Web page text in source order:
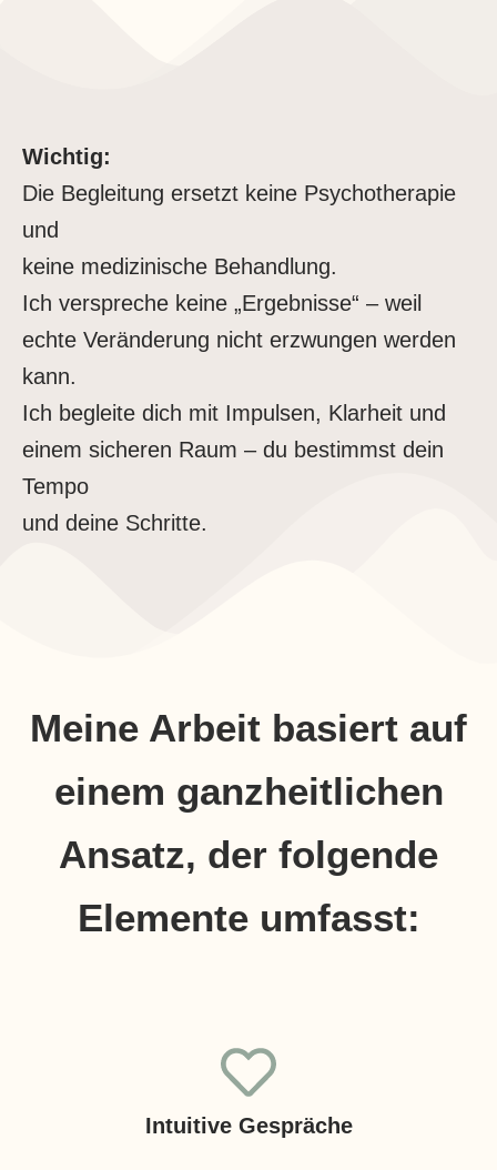
Wichtig:
Die Begleitung ersetzt keine Psychotherapie
und
keine medizinische Behandlung.
Ich verspreche keine „Ergebnisse“ – weil
echte Veränderung nicht erzwungen werden
kann.
Ich begleite dich mit Impulsen, Klarheit und
einem sicheren Raum – du bestimmst dein
Tempo
und deine Schritte.
Meine Arbeit basiert auf
einem ganzheitlichen
Ansatz, der folgende
Elemente umfasst:
Intuitive Gespräche